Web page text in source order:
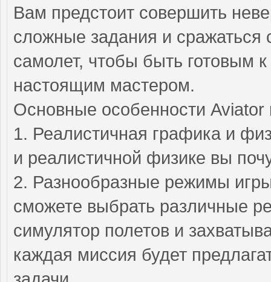
Вам предстоит совершить
сложные задания и сражаться
самолет, чтобы быть готовым
настоящим мастером.
Основные особенности Aviator
1. Реалистичная графика и
и реалистичной физике вы
2. Разнообразные режимы
сможете выбрать различные
симулятор полетов и
каждая миссия будет